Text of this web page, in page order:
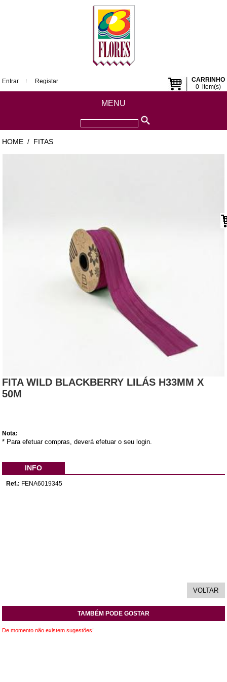
CARRINHO
0item(s)
Entrar Registar
MENU
HOME / FITAS
FITA WILD BLACKBERRY LILÁS H33MM X
50M
Nota:
* Para efetuar compras, deverá efetuar o seu login.
INFO
Ref.: FENA6019345
TAMBÉM PODE GOSTAR
De momento não existem sugestões!